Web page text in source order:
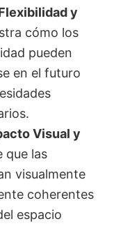
y
cómo los
pueden
en el futuro
Visual y
que las
visualmente
coherentes
espacio